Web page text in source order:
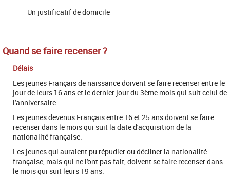
Un justificatif de domicile
Quand se faire recenser ?
Délais
Les jeunes Français de naissance doivent se faire recenser entre le
jour de leurs 16 ans et le dernier jour du 3ème mois qui suit celui de
l'anniversaire.
Les jeunes devenus Français entre 16 et 25 ans doivent se faire
recenser dans le mois qui suit la date d'acquisition de la
nationalité française.
Les jeunes qui auraient pu répudier ou décliner la nationalité
française, mais qui ne l'ont pas fait, doivent se faire recenser dans
le mois qui suit leurs 19 ans.